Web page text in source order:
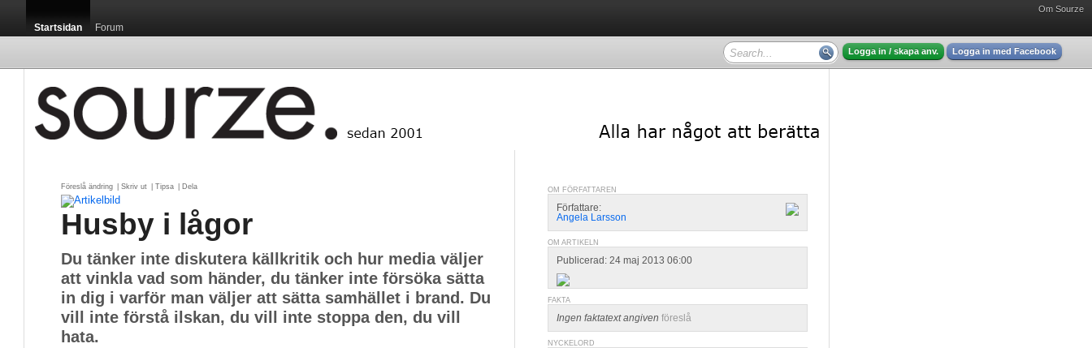
Om Sourze
Startsidan Forum
Logga in / skapa anv. Logga in med Facebook
Föreslå ändring Skriv ut Tipsa Dela
Husby i lågor
Du tänker inte diskutera källkritik och hur media väljer
att vinkla vad som händer, du tänker inte försöka sätta
in dig i varför man väljer att sätta samhället i brand. Du
vill inte förstå ilskan, du vill inte stoppa den, du vill
hata.
OM FÖRFATTAREN
Författare:
Angela Larsson
OM ARTIKELN
Publicerad: 24 maj 2013 06:00
FAKTA
Ingen faktatext angiven föreslå
NYCKELORD